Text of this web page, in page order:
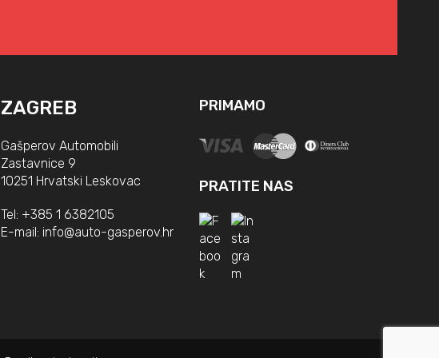
ZAGREB
Gašperov Automobili
Zastavnice 9
10251 Hrvatski Leskovac
Tel: +385 1 6382105
E-mail: info@auto-gasperov.hr
PRIMAMO
PRATITE NAS